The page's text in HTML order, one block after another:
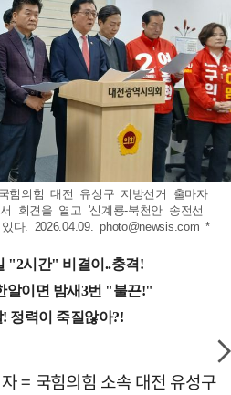
힘의힘 대전 유성구 지방선거 출마자
회견을 열고 '신계룡-북천안 송전선
다. 2026.04.09.photo@newsis.com *
= 국힘의힘 소속 대전 유성구